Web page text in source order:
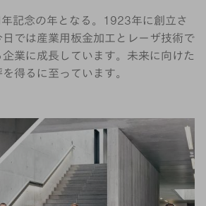
記念の年となる。1923年に創立さ
では産業用板金加工とレーザ技術で
企業に成長しています。未来に向けた
得るに至っています。